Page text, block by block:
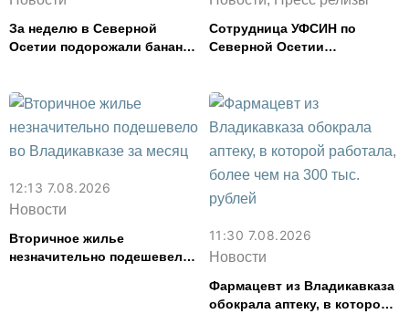
За неделю в Северной
Осетии подорожали бананы
картофель
Сотрудница УФСИН по
Северной Осетии
смыслов»
12:13 7.08.2026
Новости
Вторичное жилье
незначительно подешевело
11:30 7.08.2026
Новости
Фармацевт из Владикавказа
обокрала аптеку, в которой